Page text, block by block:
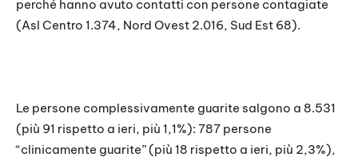
perché hanno avuto contatti con persone contagiate
(Asl Centro 1.374, Nord Ovest 2.016, Sud Est 68).
Le persone complessivamente guarite salgono a 8.531
(più 91 rispetto a ieri, più 1,1%): 787 persone
“clinicamente guarite” (più 18 rispetto a ieri, più 2,3%),